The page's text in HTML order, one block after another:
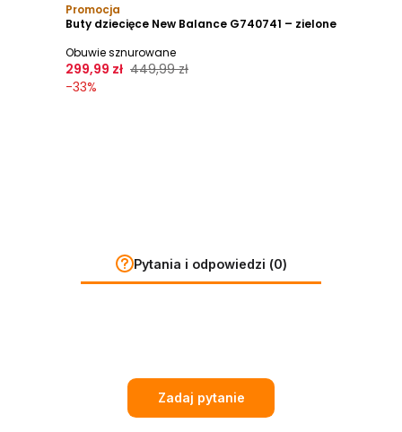
Promocja
Buty dziecięce New Balance G740741 – zielone
Obuwie sznurowane
299,99 zł 449,99 zł
-33%
Pytania i odpowiedzi (0)
Zadaj pytanie